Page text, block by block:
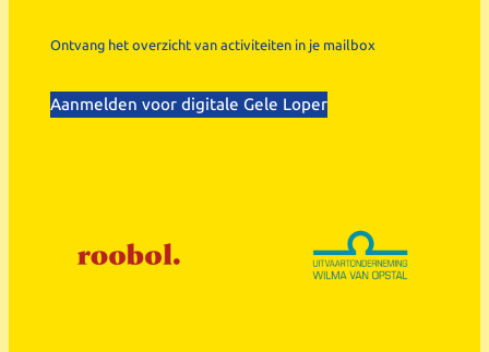
Ontvang het overzicht van activiteiten in je mailbox
Aanmelden voor digitale Gele Loper